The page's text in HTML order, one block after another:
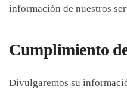
información de nuestros
Cumplimiento
Divulgaremos su